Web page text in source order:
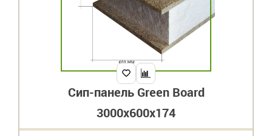
Сип-панель Green Board
3000x600x174